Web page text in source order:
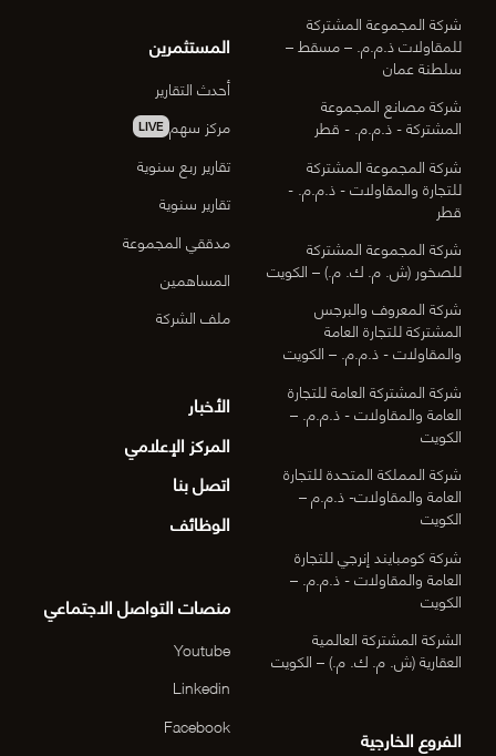
شركة المجموعة المشتركة
للمقاولات ذ.م.م. – مسقط –
سلطنة عمان
شركة مصانع المجموعة
المشتركة - ذ.م.م. - قطر
شركة المجموعة المشتركة
للتجارة والمقاولات - ذ.م.م. -
قطر
شركة المجموعة المشتركة
للصخور (ش. م. ك. م.) – الكويت
شركة المعروف والبرجس
المشتركة للتجارة العامة
والمقاولات - ذ.م.م. – الكويت
شركة المشتركة العامة للتجارة
العامة والمقاولات - ذ.م.م. –
الكويت
شركة المملكة المتحدة للتجارة
العامة والمقاولات- ذ.م.م –
الكويت
شركة كومبايند إنرجي للتجارة
العامة والمقاولات - ذ.م.م. –
الكويت
الشركة المشتركة العالمية
العقارية (ش. م. ك. م.) – الكويت
الفروع الخارجية
المستثمرين
أحدث التقارير
مركز سهم LIVE
تقارير ربع سنوية
تقارير سنوية
مدققي المجموعة
المساهمين
ملف الشركة
الأخبار
المركز الإعلامي
اتصل بنا
الوظائف
منصات التواصل الاجتماعي
Youtube
Linkedin
Facebook